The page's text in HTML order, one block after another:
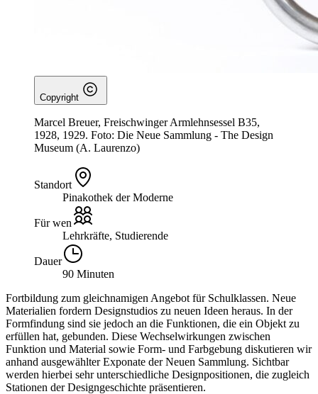
Copyright
Marcel Breuer, Freischwinger Armlehnsessel B35,
1928, 1929. Foto: Die Neue Sammlung - The Design
Museum (A. Laurenzo)
Standort
Pinakothek der Moderne
Für wen
Lehrkräfte, Studierende
Dauer
90 Minuten
Fortbildung zum gleichnamigen Angebot für Schulklassen. Neue
Materialien fordern Designstudios zu neuen Ideen heraus. In der
Formfindung sind sie jedoch an die Funktionen, die ein Objekt zu
erfüllen hat, gebunden. Diese Wechselwirkungen zwischen
Funktion und Material sowie Form- und Farbgebung diskutieren wir
anhand ausgewählter Exponate der Neuen Sammlung. Sichtbar
werden hierbei sehr unterschiedliche Designpositionen, die zugleich
Stationen der Designgeschichte präsentieren.